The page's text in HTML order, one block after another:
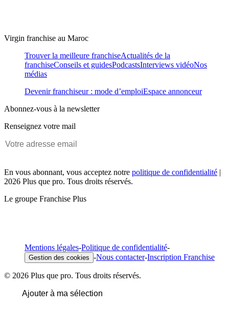
Virgin franchise au Maroc
Trouver la meilleure franchiseActualités de la
franchiseConseils et guidesPodcastsInterviews vidéoNos
médias
Devenir franchiseur : mode d’emploiEspace annonceur
Abonnez-vous à la newsletter
Renseignez votre mail
En vous abonnant, vous acceptez notre politique de confidentialité |
2026 Plus que pro. Tous droits réservés.
Le groupe Franchise Plus
Mentions légales-Politique de confidentialité-
Gestion des cookies -Nous contacter-Inscription Franchise
© 2026 Plus que pro. Tous droits réservés.
Ajouter à ma sélection